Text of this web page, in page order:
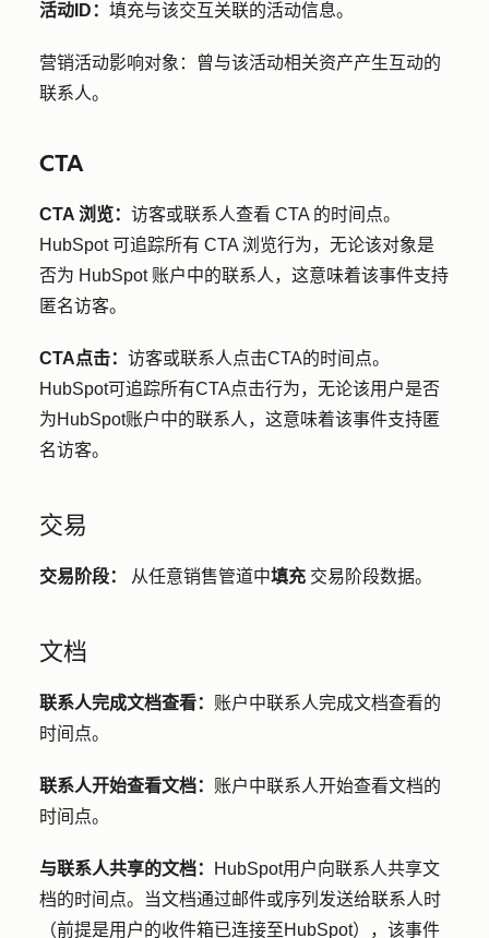
活动ID： 填充与该交互关联的活动信息。
营销活动影响对象：
曾与该活动相关资产产生互动的
联系人。
CTA
CTA 浏览： 访客或联系人查看 CTA 的时间点。
HubSpot 可追踪所有 CTA 浏览行为，无论该对象是
否为 HubSpot 账户中的联系人，这意味着该事件支持
匿名访客。
CTA点击： 访客或联系人点击CTA的时间点。
HubSpot可追踪所有CTA点击行为，无论该用户是否
为HubSpot账户中的联系人，这意味着该事件支持匿
名访客。
交易
交易阶段： 从任意销售管道中填充 交易阶段数据。
文档
联系人完成文档查看： 账户中联系人完成文档查看的
时间点。
联系人开始查看文档： 账户中联系人开始查看文档的
时间点。
与联系人共享的文档：
HubSpot用户向联系人共享文
档的时间点。当文档通过邮件或序列发送给联系人时
（前提是用户的收件箱已连接至HubSpot），该事件